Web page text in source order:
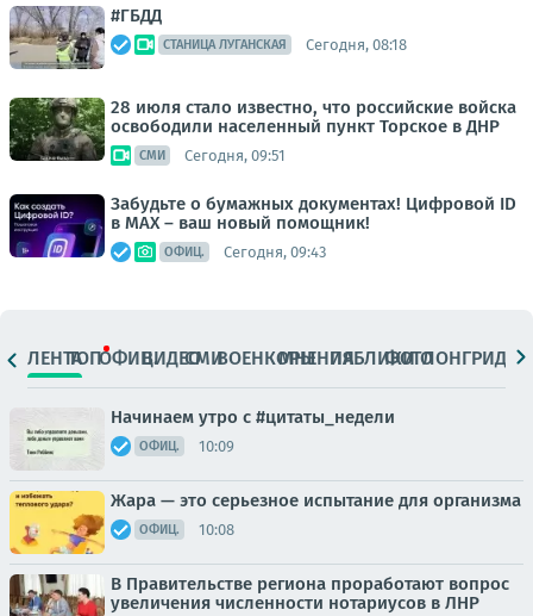
#ГБДД
СТАНИЦА ЛУГАНСКАЯ Сегодня, 08:18
28 июля стало известно, что российские войска
освободили населенный пункт Торское в ДНР
СМИ Сегодня, 09:51
Забудьте о бумажных документах! Цифровой ID
в MAX – ваш новый помощник!
ОФИЦ. Сегодня, 09:43
ЛЕНТАТОПОФИЦ.ВИДЕОСМИВОЕНКОРЫМНЕНИЯПАБЛИКИ
ФОТОЛОНГРИДЫ
Начинаем утро с #цитаты_недели
ОФИЦ. 10:09
Жара — это серьезное испытание для организма
ОФИЦ. 10:08
В Правительстве региона проработают вопрос
увеличения численности нотариусов в ЛНР